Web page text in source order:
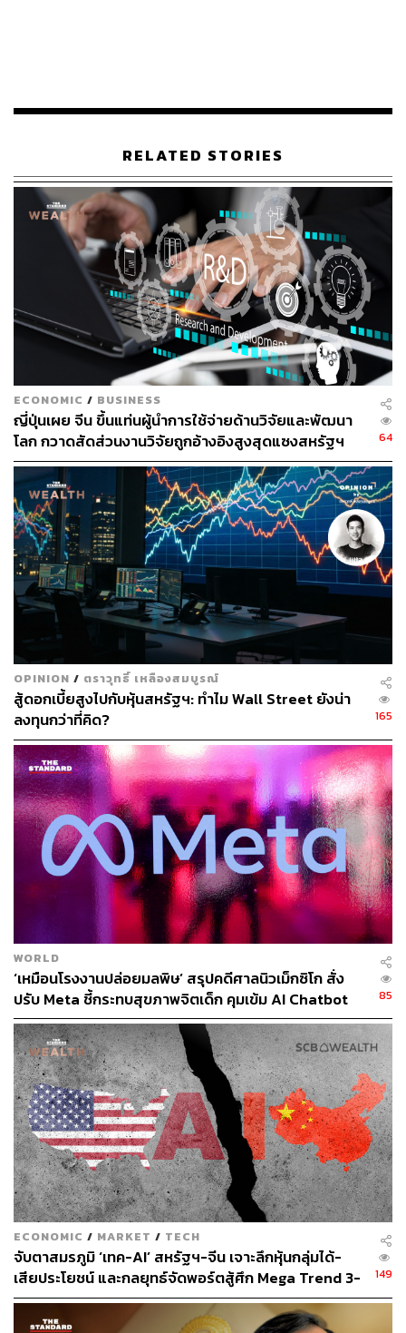
ซึ่งมีผลกระทบที่เกิดขึ้นต่อตลาดการเงินอย่างรุนแรงและ
รวดเร็ว เห็นได้จากความผันผวนของดัชนี S&P 500 การแข็ง
ค่าของเงินดอลลาร์สหรัฐอย่างมีนัยสำคัญ และราคา Botcoin
ที่พุ่งขึ้นทำจุดสูงสุดใหม่ ซึ่งในสถานการณ์นี้ Generative AI
แสดงให้เห็นถึงความสามารถที่เหนือกว่าระบบวิเคราะห์แบบ
ดั้งเดิม โดย AI สามารถวิเคราะห์ผลกระทบของนโยบายใหม่
ต่ออุตสาหกรรมต่างๆ ได้อย่างน่าสนใจ เช่น บริษัทผู้ผลิต
สินค้าอุปโภคบริโภคที่พึ่งพาห่วงโซ่อุปทานจากจีน เช่น
Walmart และ Target จะได้รับผลกระทบเชิงลบ และ AI ยัง
วิเคราะห์ได้อีกว่า บริษัทพลังงานสะอาดอาจเผชิญความ
ท้าทายจากการถอนตัวจากข้อตกลงปารีส แต่บริษัทพลังงาน
ดั้งเดิมอย่าง ExxonMobil และ Chevron อาจได้ประโยชน์
อย่างไรก็ดีการใช้ AI ในการลงทุนแบบแยกส่วนหรือใช้เพียง
บางจุดเริ่มแสดงให้เห็นข้อจำกัดเมื่อต้องเผชิญกับตลาดที่ซับ
ซ้อนและเชื่อมโยงกันทั่วโลก นี่คือที่มาของแนวคิด ‘AI
Factory’ ที่ บลจ.ไทยพาณิชย์ พัฒนาขึ้นจากประสบการณ์
กว่า 7 ปีในการใช้ AI เพื่อการลงทุน โดยบทเรียนสำคัญที่
บริษัทหลักทรัพย์จัดการกองทุน ไทยพาณิชย์ จำกัด (SCBAM)
ค้นพบคือ การมี AI ที่เก่งเพียงด้านเดียวไม่เพียงพออีกต่อไป
ในช่วงแรกของการพัฒนา AI เพื่อการลงทุน บลจ.ไทย
พาณิชย์ วิจัยและทดสอบระบบอย่างรอบด้าน โดยระหว่าง
การทดสอบในสภาพแวดล้อมจำลอง (Simulation) พบ
ประเด็นสำคัญที่ต้องพัฒนาหลายประการ เช่น การเชื่อมโยง
การวิเคราะห์หุ้นไทยกับผลกระทบจากปัจจัยต่างประเทศ การ
เพิ่มความยืดหยุ่นในการปรับตัวตามสภาวะตลาด และการเร่ง
ความเร็วในการประมวลผลเพื่อคว้าโอกาสในการลงทุน จาก
การศึกษาและพัฒนาอย่างต่อเนื่องนี้ จึงนำไปสู่การสร้าง AI
Factory ที่ผสานระบบ AI หลายส่วนเข้าด้วยกันอย่างมี
ประสิทธิภาพ
3 หลักการสำคัญของ AI Factory จากการพัฒนาโดย
SCBAM
AI Factory ถูกพัฒนาขึ้นโดยแบ่งตามหลักการได้ 3 ประการ
สำคัญ คือ
Scaleคือการยกระดับความสามารถในการประมวลผล
ด้วยระบบ Cloud Computing ที่รองรับการวิเคราะห์
ข้อมูลขนาดใหญ่แบบเรียลไทม์ เช่น การติดตามการ
เคลื่อนไหวของราคาสินทรัพย์ทั่วโลกพร้อมกัน และ
วิเคราะห์ความสัมพันธ์ระหว่างตลาดได้ทันที
Scopeคือการขยายขอบเขตการวิเคราะห์ครอบคลุม
ตลาดทั่วโลก เช่น การศึกษาผลกระทบของนโยบายการ
เงินสหรัฐฯ ที่มีต่อตลาดเกิดใหม่ในเอเชีย หรือความ
เชื่อมโยงระหว่างราคาสินค้าโภคภัณฑ์กับหุ้นกลุ่ม
พลังงาน
Learningคือการพัฒนาระบบที่เรียนรู้และปรับตัวอย่าง
ต่อเนื่อง เช่น การวิเคราะห์รูปแบบการตอบสนองของ
ตลาดต่อเหตุการณ์สำคัญในอดีต เพื่อเตรียมพร้อม
รับมือกับสถานการณ์ที่คล้ายคลึงในอนาคต
RELATED STORIES
ECONOMIC / BUSINESS
ญี่ปุ่นเผย จีน ขึ้นแท่นผู้นำการใช้จ่ายด้านวิจัยและพัฒนา
โลก กวาดสัดส่วนงานวิจัยถูกอ้างอิงสูงสุดแซงสหรัฐฯ
64
OPINION / ตราวุทธิ์ เหลืองสมบูรณ์
สู้ดอกเบี้ยสูงไปกับหุ้นสหรัฐฯ: ทำไม Wall Street ยังน่า
ลงทุนกว่าที่คิด?
165
WORLD
‘เหมือนโรงงานปล่อยมลพิษ’ สรุปคดีศาลนิวเม็กซิโก สั่ง
ปรับ Meta ชี้กระทบสุขภาพจิตเด็ก คุมเข้ม AI Chatbot
85
ECONOMIC / MARKET / TECH
จับตาสมรภูมิ ‘เทค-AI’ สหรัฐฯ-จีน เจาะลึกหุ้นกลุ่มได้-
เสียประโยชน์ และกลยุทธ์จัดพอร์ตสู้ศึก Mega Trend 3-
5 ปีข้างหน้า
149